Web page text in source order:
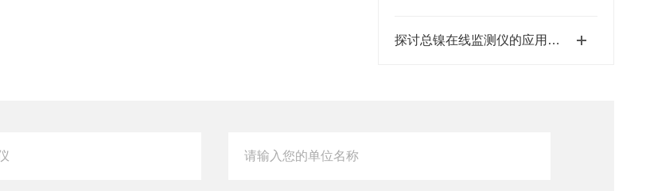
探讨总镍在线监测仪的应用与前景